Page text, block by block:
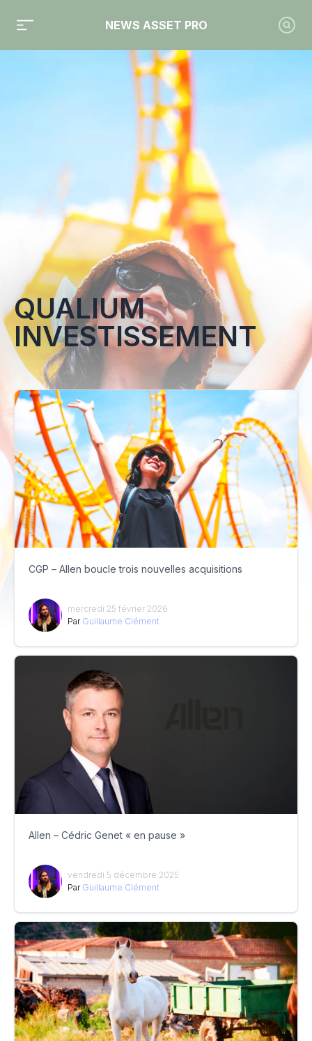
NEWS ASSET PRO
Toute l'actualité sur le tag "Qualium Investissement"
QUALIUM
INVESTISSEMENT
CGP – Allen boucle trois nouvelles acquisitions
mercredi 25 février 2026
Par Guillaume Clément
Allen – Cédric Genet « en pause »
vendredi 5 décembre 2025
Par Guillaume Clément